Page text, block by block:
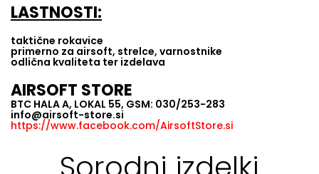
LASTNOSTI:
taktične rokavice
primerno za airsoft, strelce, varnostnike
odlična kvaliteta ter izdelava
AIRSOFT STORE
BTC HALA A, LOKAL 55, GSM: 030/253-283
info@airsoft-store.si
https://www.facebook.com/AirsoftStore.si